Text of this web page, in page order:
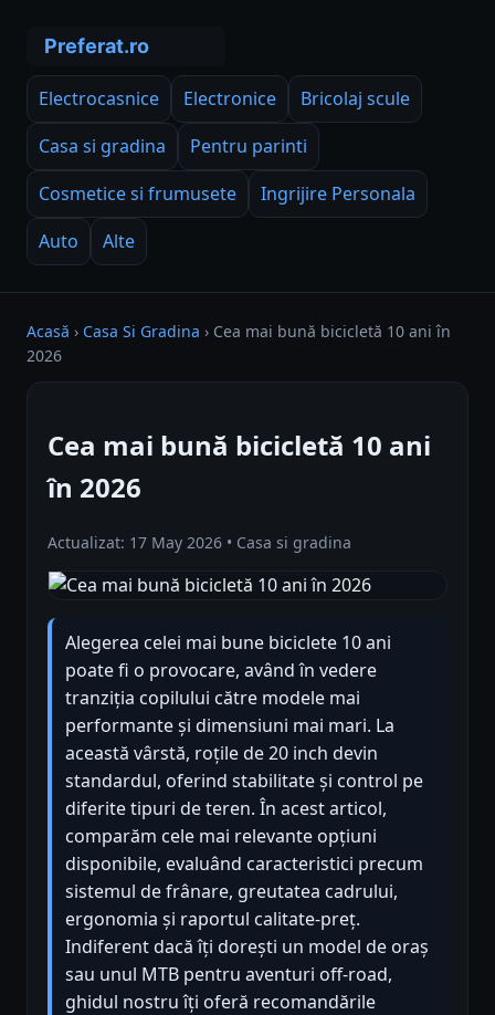
Electrocasnice Electronice
Bricolaj scule
Casa si gradina
Pentru parinti
Cosmetice si frumusete
Ingrijire Personala
Auto
Alte
Acasă › Casa Si Gradina › Cea mai bună bicicletă 10 ani în
2026
Cea mai bună bicicletă 10 ani
în 2026
Actualizat: 17 May 2026 • Casa si gradina
Alegerea celei mai bune biciclete 10 ani
poate fi o provocare, având în vedere
tranziția copilului către modele mai
performante și dimensiuni mai mari. La
această vârstă, roțile de 20 inch devin
standardul, oferind stabilitate și control pe
diferite tipuri de teren. În acest articol,
comparăm cele mai relevante opțiuni
disponibile, evaluând caracteristici precum
sistemul de frânare, greutatea cadrului,
ergonomia și raportul calitate-preț.
Indiferent dacă îți dorești un model de oraș
sau unul MTB pentru aventuri off-road,
ghidul nostru îți oferă recomandările